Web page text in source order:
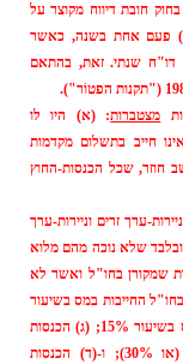
חובת דיווח מקוצר על
פעם אחת בשנה, כאשר
דו"ח שנתי. זאת, בהתאם
מצטברות: (א) היו לו
חייב בתשלום מקדמות
חוזר, שכל הכנסות-החוץ
ערך זרים וניירות-ערך
שלא נוכה מהם מלוא
שמקורן בחו"ל ואשר לא
החייבות במס בשיעור
25%; (ב) הכנסות מהשכרת מקרקעין בחו"ל החייבות במס בשיעור 15%; (ג) הכנסות
מדיבידנד שמקורן בחו"ל החייבות במס בשיעור 25% (או 30%); ו-(ד) הכנסות